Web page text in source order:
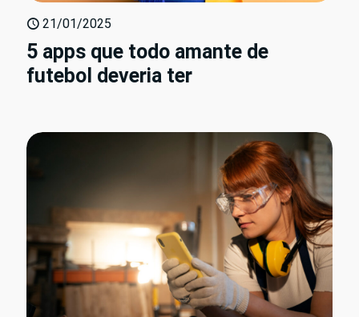
21/01/2025
5 apps que todo amante de
futebol deveria ter